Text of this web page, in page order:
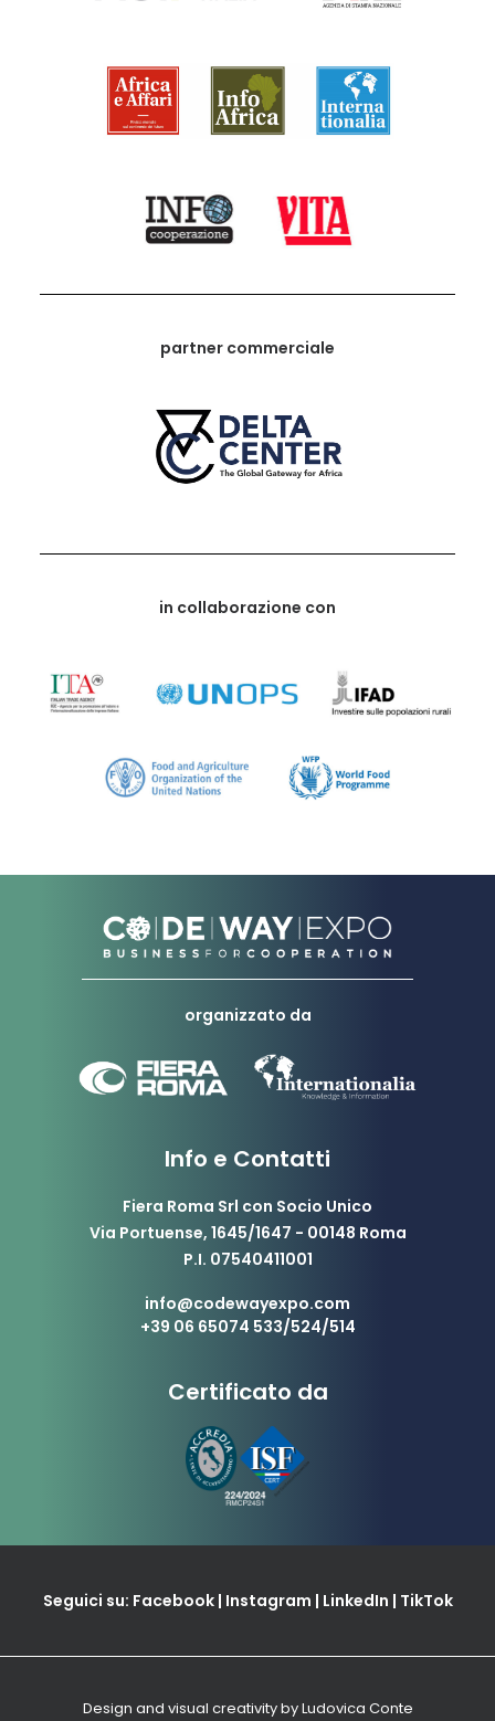
partner commerciale
in collaborazione con
organizzato da
Info e Contatti
Fiera Roma Srl con Socio Unico
Via Portuense, 1645/1647 - 00148 Roma
P.I. 07540411001
info@codewayexpo.com
+39 06 65074 533/524/514
Certificato da
Seguici su: Facebook| Instagram | LinkedIn | TikTok
Design and visual creativity byLudovica Conte